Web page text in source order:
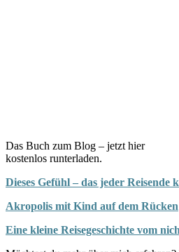
Das Buch zum Blog – jetzt hier
kostenlos runterladen.
Dieses Gefühl – das jeder Reisende
Akropolis mit Kind auf dem Rücken
Eine kleine Reisegeschichte vom